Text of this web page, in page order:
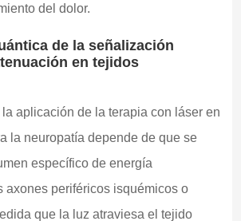
del dolor.
de la señalización
en tejidos
aplicación de la terapia con láser en
la neuropatía depende de que se
específico de energía
axones periféricos isquémicos o
que la luz atraviesa el tejido